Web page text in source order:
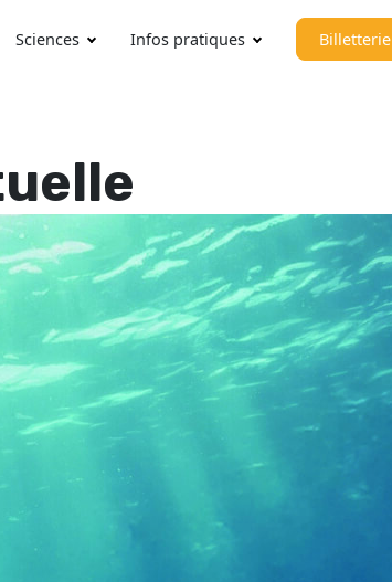
Sciences Infos pratiques Billetterie